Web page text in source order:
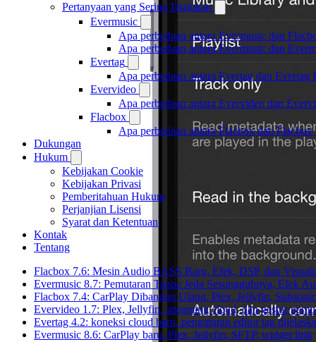
Pertanyaan yang Sering Diajukan
Evermusic
Apa perbedaan antara Evermusic dan
Apa perbedaan antara Evermusic dan
Evertag
Apa perbedaan antara Evertag dan Evertag
Evervideo
Apa perbedaan antara Evervideo dan
Flacbox
Apa perbedaan antara Flacbox dan Flacbox
Dukungan
Hukum
Kebijakan Cookie
Kebijakan Privasi
Pemberitahuan Hukum
Perjanjian Lisensi
Syarat dan Ketentuan
Kontak
Tentang
Flacbox 7.6: Mesin Audio BASS Baru, Efek, DSP, dan
Evermusic 8.7: Pemutaran Tanpa Jeda Sesungguhnya, Efek
Flacbox 7.4: CarPlay Dibangun Ulang, Plex, Jellyfin,
Evervideo 1.7: Plex, Jellyfin, streaming cloud, dan gestur
Evertag 4.2: koneksi cloud baru, pengaturan editor tag
Evermusic 8.6: CarPlay baru, Plex, Jellyfin, SFTP, widget lirik